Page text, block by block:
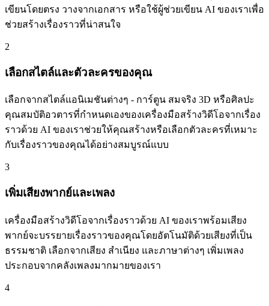
เขียนโดยตรง วางจากเอกสาร หรือใช้ผู้ช่วยเขียน AI ของเราเพื่อ
ช่วยสร้างเรื่องราวที่น่าสนใจ
2
เลือกสไตล์และตัวละครของคุณ
เลือกจากสไตล์แอนิเมชันต่างๆ - การ์ตูน สมจริง 3D หรือศิลปะ
คุณสมบัติอวตารที่กำหนดเองของเครื่องมือสร้างวิดีโอจากเรื่อง
ราวด้วย AI ของเราช่วยให้คุณสร้างหรือเลือกตัวละครที่เหมาะ
กับเรื่องราวของคุณได้อย่างสมบูรณ์แบบ
3
เพิ่มเสียงพากย์และเพลง
เครื่องมือสร้างวิดีโอจากเรื่องราวด้วย AI ของเราพร้อมเสียง
พากย์จะบรรยายเรื่องราวของคุณโดยอัตโนมัติด้วยเสียงที่เป็น
ธรรมชาติ เลือกจากเสียง สำเนียง และภาษาต่างๆ เพิ่มเพลง
ประกอบจากคลังเพลงมากมายของเรา
4